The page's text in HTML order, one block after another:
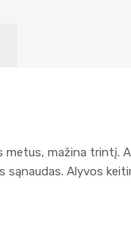
mažina trintį.
Alyvos